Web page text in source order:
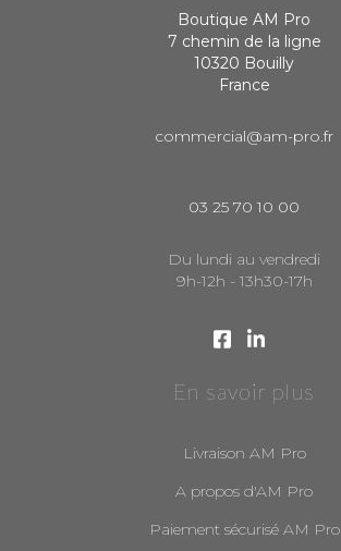
Boutique AM Pro
7 chemin de la ligne
10320 Bouilly
France
commercial@am-pro.fr
03 25 70 10 00
Du lundi au vendredi
9h-12h - 13h30-17h
En savoir plus
Livraison AM Pro
A propos d'AM Pro
Paiement sécurisé AM Pro